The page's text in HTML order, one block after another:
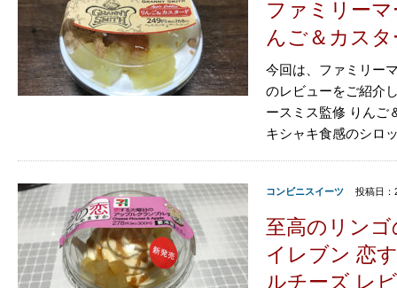
ファミリー
んご＆カス
今回は、ファミリー
のレビューをご紹介
ースミス監修 りんご
キシャキ食感のシロ
コンビニスイーツ 投稿日：
至高のリン
イレブン 恋
ルチーズ レ